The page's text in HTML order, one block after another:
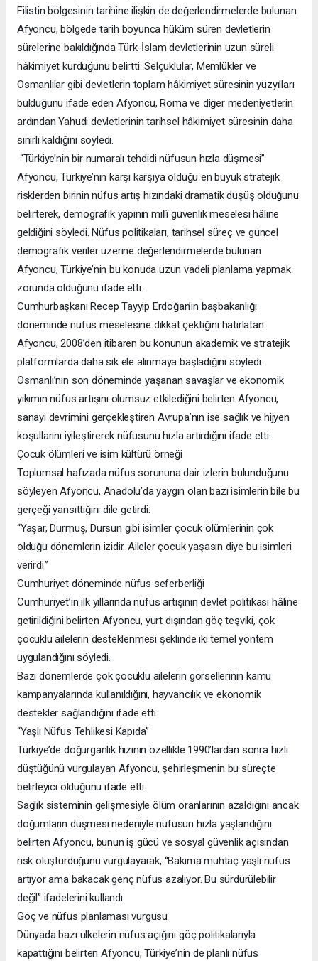
Filistin bölgesinin tarihine ilişkin de değerlendirmelerde bulunan
Afyoncu, bölgede tarih boyunca hüküm süren devletlerin
sürelerine bakıldığında Türk-İslam devletlerinin uzun süreli
hâkimiyet kurduğunu belirtti. Selçuklular, Memlükler ve
Osmanlılar gibi devletlerin toplam hâkimiyet süresinin yüzyılları
bulduğunu ifade eden Afyoncu, Roma ve diğer medeniyetlerin
ardından Yahudi devletlerinin tarihsel hâkimiyet süresinin daha
sınırlı kaldığını söyledi.
“Türkiye’nin bir numaralı tehdidi nüfusun hızla düşmesi”
Afyoncu, Türkiye’nin karşı karşıya olduğu en büyük stratejik
risklerden birinin nüfus artış hızındaki dramatik düşüş olduğunu
belirterek, demografik yapının millî güvenlik meselesi hâline
geldiğini söyledi. Nüfus politikaları, tarihsel süreç ve güncel
demografik veriler üzerine değerlendirmelerde bulunan
Afyoncu, Türkiye’nin bu konuda uzun vadeli planlama yapmak
zorunda olduğunu ifade etti.
Cumhurbaşkanı Recep Tayyip Erdoğan’ın başbakanlığı
döneminde nüfus meselesine dikkat çektiğini hatırlatan
Afyoncu, 2008’den itibaren bu konunun akademik ve stratejik
platformlarda daha sık ele alınmaya başladığını söyledi.
Osmanlı’nın son döneminde yaşanan savaşlar ve ekonomik
yıkımın nüfus artışını olumsuz etkilediğini belirten Afyoncu,
sanayi devrimini gerçekleştiren Avrupa’nın ise sağlık ve hijyen
koşullarını iyileştirerek nüfusunu hızla artırdığını ifade etti.
Çocuk ölümleri ve isim kültürü örneği
Toplumsal hafızada nüfus sorununa dair izlerin bulunduğunu
söyleyen Afyoncu, Anadolu’da yaygın olan bazı isimlerin bile bu
gerçeği yansıttığını dile getirdi:
“Yaşar, Durmuş, Dursun gibi isimler çocuk ölümlerinin çok
olduğu dönemlerin izidir. Aileler çocuk yaşasın diye bu isimleri
verirdi.”
Cumhuriyet döneminde nüfus seferberliği
Cumhuriyet’in ilk yıllarında nüfus artışının devlet politikası hâline
getirildiğini belirten Afyoncu, yurt dışından göç teşviki, çok
çocuklu ailelerin desteklenmesi şeklinde iki temel yöntem
uygulandığını söyledi.
Bazı dönemlerde çok çocuklu ailelerin görsellerinin kamu
kampanyalarında kullanıldığını, hayvancılık ve ekonomik
destekler sağlandığını ifade etti.
“Yaşlı Nüfus Tehlikesi Kapıda”
Türkiye’de doğurganlık hızının özellikle 1990’lardan sonra hızlı
düştüğünü vurgulayan Afyoncu, şehirleşmenin bu süreçte
belirleyici olduğunu ifade etti.
Sağlık sisteminin gelişmesiyle ölüm oranlarının azaldığını ancak
doğumların düşmesi nedeniyle nüfusun hızla yaşlandığını
belirten Afyoncu, bunun iş gücü ve sosyal güvenlik açısından
risk oluşturduğunu vurgulayarak, “Bakıma muhtaç yaşlı nüfus
artıyor ama bakacak genç nüfus azalıyor. Bu sürdürülebilir
değil” ifadelerini kullandı.
Göç ve nüfus planlaması vurgusu
Dünyada bazı ülkelerin nüfus açığını göç politikalarıyla
kapattığını belirten Afyoncu, Türkiye’nin de planlı nüfus